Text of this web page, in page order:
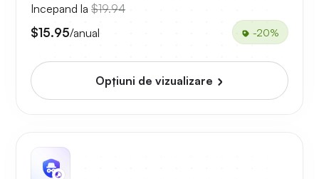
Incepand la $19.94
$15.95/anual -20%
Opțiuni de vizualizare